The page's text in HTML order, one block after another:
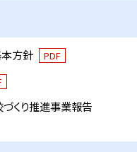
方針 PDF
くり推進事業報告